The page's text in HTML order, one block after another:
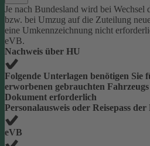
Je nach Bundesland wird bei Wechsel
bzw. bei Umzug auf die Zuteilung
eine Umkennzeichnung nicht
eVB.
Nachweis über HU
Folgende Unterlagen benötigen Sie
erworbenen gebrauchten
Dokument erforderlich
Personalausweis oder Reisepass
eVB